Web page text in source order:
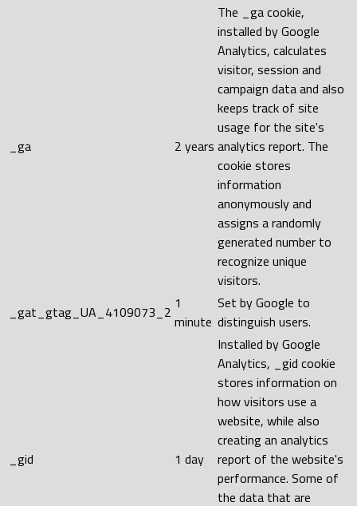
_ga 2 years
The _ga cookie,
installed by Google
Analytics, calculates
visitor, session and
campaign data and also
keeps track of site
usage for the site's
analytics report. The
cookie stores
information
anonymously and
assigns a randomly
generated number to
recognize unique
visitors.
_gat_gtag_UA_4109073_2 1
minute
Set by Google to
distinguish users.
_gid 1 day
Installed by Google
Analytics, _gid cookie
stores information on
how visitors use a
website, while also
creating an analytics
report of the website's
performance. Some of
the data that are